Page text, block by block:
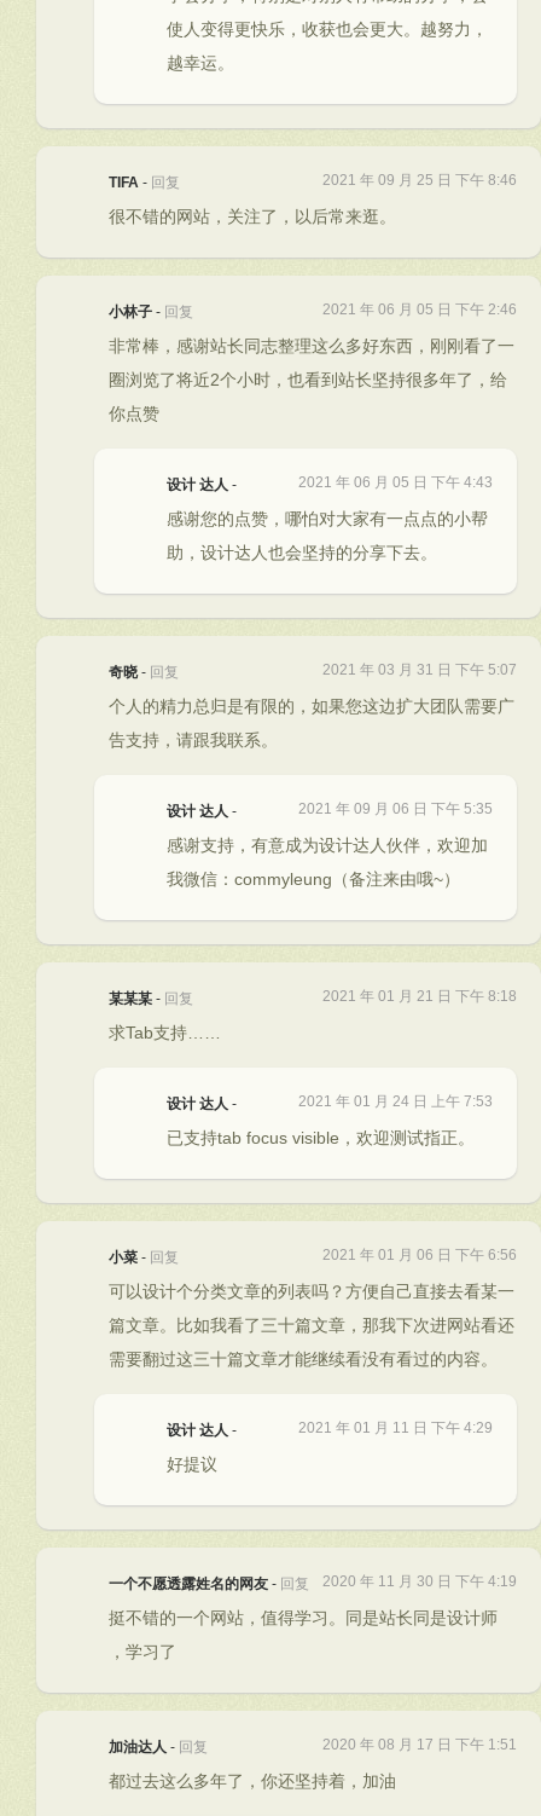
使人变得更快乐，收获也会更大。越努力，
越幸运。
TIFA - 回复 2021 年 09 月 25 日 下午 8:46
很不错的网站，关注了，以后常来逛。
小林子 - 回复 2021 年 06 月 05 日 下午 2:46
非常棒，感谢站长同志整理这么多好东西，刚刚看了一
圈浏览了将近2个小时，也看到站长坚持很多年了，给
你点赞
设计 达人 - 2021 年 06 月 05 日 下午 4:43
感谢您的点赞，哪怕对大家有一点点的小帮
助，设计达人也会坚持的分享下去。
奇晓- 回复 2021 年 03 月 31 日 下午 5:07
个人的精力总归是有限的，如果您这边扩大团队需要广
告支持，请跟我联系。
设计 达人 - 2021 年 09 月 06 日 下午 5:35
感谢支持，有意成为设计达人伙伴，欢迎加
我微信：commyleung（备注来由哦~）
某某某 - 回复 2021 年 01 月 21 日 下午 8:18
求Tab支持……
设计 达人 - 2021 年 01 月 24 日 上午 7:53
已支持tab focus visible，欢迎测试指正。
小菜 - 回复 2021 年 01 月 06 日 下午 6:56
可以设计个分类文章的列表吗？方便自己直接去看某一
篇文章。比如我看了三十篇文章，那我下次进网站看还
需要翻过这三十篇文章才能继续看没有看过的内容。
设计 达人 - 2021 年 01 月 11 日 下午 4:29
好提议
一个不愿透露姓名的网友 - 回复 2020 年 11 月 30 日 下午 4:19
挺不错的一个网站，值得学习。同是站长同是设计师
，学习了
加油达人 - 回复 2020 年 08 月 17 日 下午 1:51
都过去这么多年了，你还坚持着，加油